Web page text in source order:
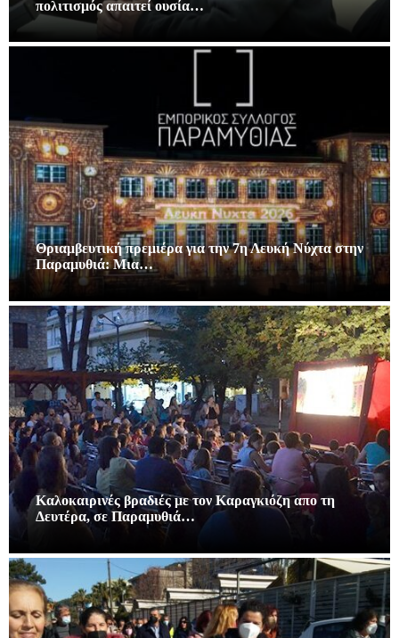
πολιτισμός απαιτεί ουσία…
Θριαμβευτική πρεμιέρα για την 7η Λευκή Νύχτα στην
Παραμυθιά: Μια…
Καλοκαιρινές βραδιές με τον Καραγκιόζη απο τη
Δευτέρα, σε Παραμυθιά…